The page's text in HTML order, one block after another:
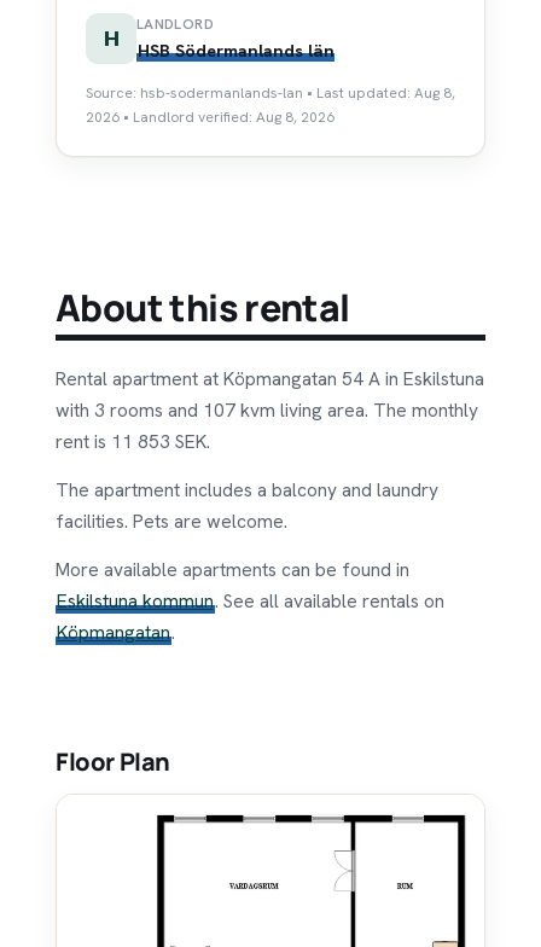
H
LANDLORD
HSB Södermanlands län
Source: hsb-sodermanlands-lan • Last updated: Aug 8,
2026 • Landlord verified: Aug 8, 2026
About this rental
Rental apartment at Köpmangatan 54 A in Eskilstuna
with 3 rooms and 107 kvm living area. The monthly
rent is 11 853 SEK.
The apartment includes a balcony and laundry
facilities. Pets are welcome.
More available apartments can be found in
Eskilstuna kommun. See all available rentals on
Köpmangatan.
Floor Plan